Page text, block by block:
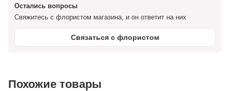
Остались вопросы
Свяжитесь с флористом магазина, и он ответит на них
Связаться с флористом
Похожие товары